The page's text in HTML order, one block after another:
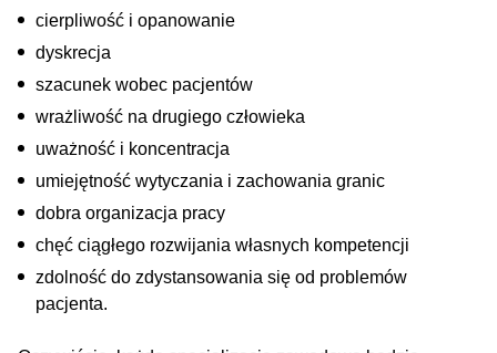
cierpliwość i opanowanie
dyskrecja
szacunek wobec pacjentów
wrażliwość na drugiego człowieka
uważność i koncentracja
umiejętność wytyczania i zachowania granic
dobra organizacja pracy
chęć ciągłego rozwijania własnych kompetencji
zdolność do zdystansowania się od problemów
pacjenta.